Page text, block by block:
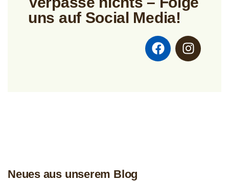
uns auf Social Media!
Neues aus unserem Blog